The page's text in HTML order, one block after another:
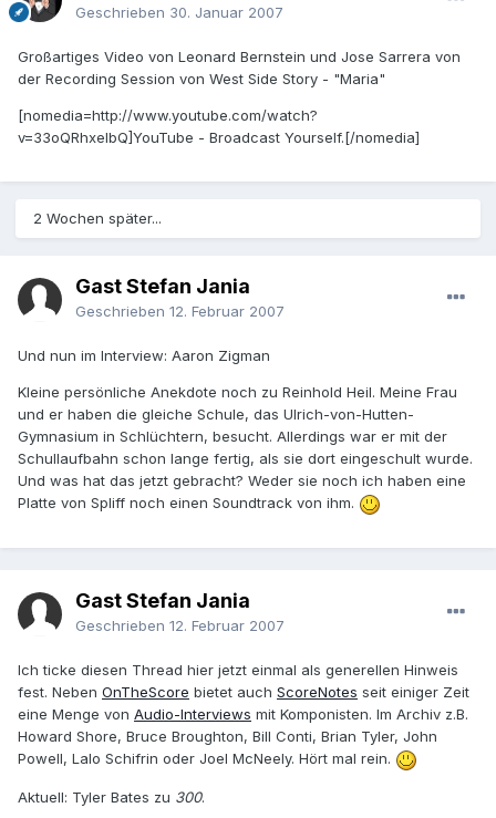
Geschrieben 30. Januar 2007
Großartiges Video von Leonard Bernstein und Jose Sarrera von
der Recording Session von West Side Story - "Maria"
[nomedia=http://www.youtube.com/watch?
v=33oQRhxeIbQ]YouTube - Broadcast Yourself.[/nomedia]
2 Wochen später...
Gast Stefan Jania
Geschrieben 12. Februar 2007
Und nun im Interview: Aaron Zigman
Kleine persönliche Anekdote noch zu Reinhold Heil. Meine Frau
und er haben die gleiche Schule, das Ulrich-von-Hutten-
Gymnasium in Schlüchtern, besucht. Allerdings war er mit der
Schullaufbahn schon lange fertig, als sie dort eingeschult wurde.
Und was hat das jetzt gebracht? Weder sie noch ich haben eine
Platte von Spliff noch einen Soundtrack von ihm.
Gast Stefan Jania
Geschrieben 12. Februar 2007
Ich ticke diesen Thread hier jetzt einmal als generellen Hinweis
fest. Neben OnTheScore bietet auch ScoreNotes seit einiger Zeit
eine Menge von Audio-Interviews mit Komponisten. Im Archiv z.B.
Howard Shore, Bruce Broughton, Bill Conti, Brian Tyler, John
Powell, Lalo Schifrin oder Joel McNeely. Hört mal rein.
Aktuell: Tyler Bates zu 300.